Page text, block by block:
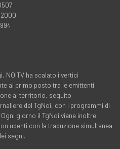
NOITV ha scalato i vertici
al primo posto tra le emittenti
al territorio, seguito
del TgNoi, con i programmi di
giorno il TgNoi viene inoltre
udenti con la traduzione simultanea
segni.